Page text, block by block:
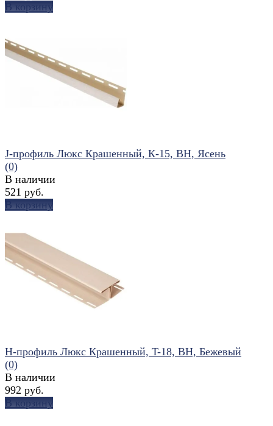
избранное сравнить
В корзину
избранное сравнить
J-профиль Люкс Крашенный, К-15, ВН, Ясень
(0)
В наличии
521 руб.
В корзину
Н-профиль Люкс Крашенный, T-18, ВН, Бежевый
(0)
В наличии
992 руб.
В корзину